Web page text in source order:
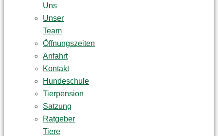
Uns
Unser
Team
Öffnungszeiten
Anfahrt
Kontakt
Hundeschule
Tierpension
Satzung
Ratgeber
Tiere